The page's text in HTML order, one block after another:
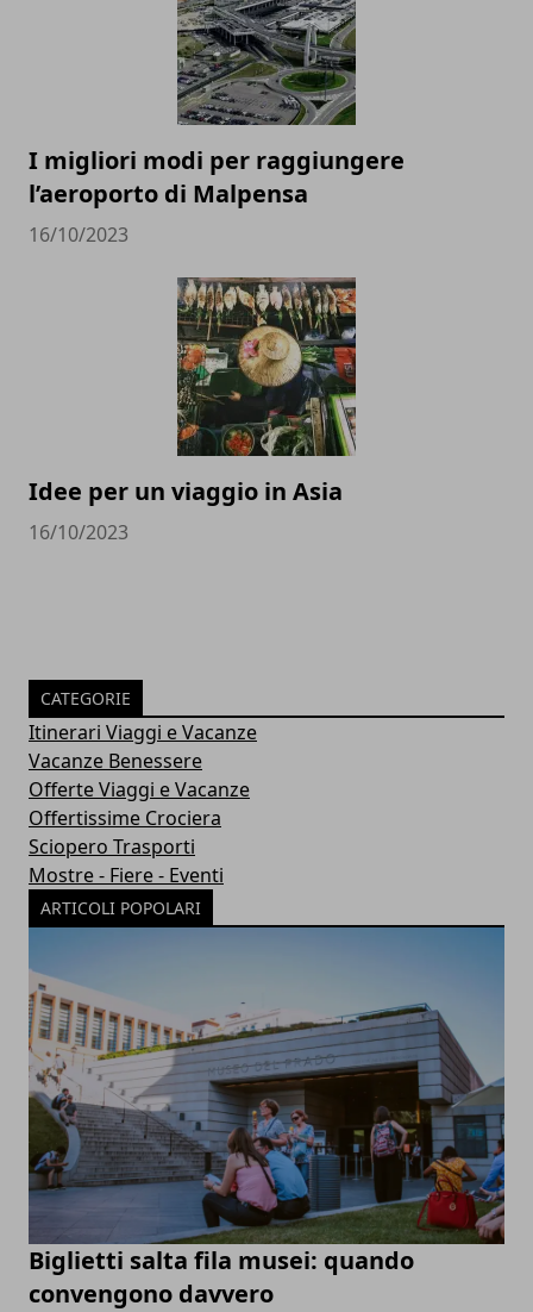
I migliori modi per raggiungere
l’aeroporto di Malpensa
16/10/2023
Idee per un viaggio in Asia
16/10/2023
CATEGORIE
Itinerari Viaggi e Vacanze
Vacanze Benessere
Offerte Viaggi e Vacanze
Offertissime Crociera
Sciopero Trasporti
Mostre - Fiere - Eventi
ARTICOLI POPOLARI
Biglietti salta fila musei: quando
convengono davvero